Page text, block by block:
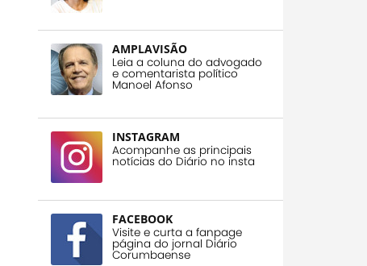
AMPLAVISÃO
Leia a coluna do advogado
e comentarista político
Manoel Afonso
INSTAGRAM
Acompanhe as principais
notícias do Diário no insta
FACEBOOK
Visite e curta a fanpage
página do jornal Diário
Corumbaense